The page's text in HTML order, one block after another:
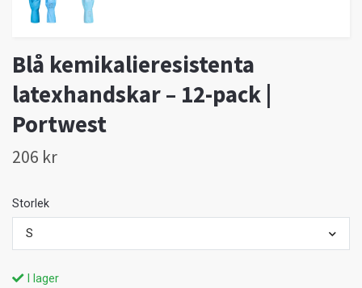
Blå kemikalieresistenta
latexhandskar – 12-pack |
Portwest
206 kr
Storlek
S
I lager